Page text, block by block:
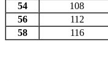
54
108
56
112
58
116